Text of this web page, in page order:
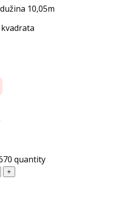
10,05m
quantity